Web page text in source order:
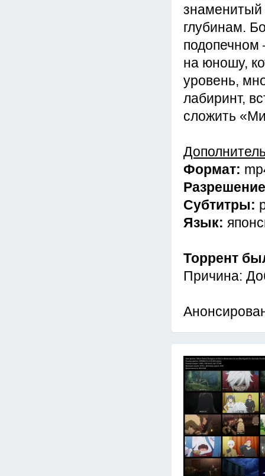
знаменитый
глубинам.
на юношу,
уровень,
лабиринт,
сложить
Формат:
Субтитры:
Язык:
Торрент
Причина: